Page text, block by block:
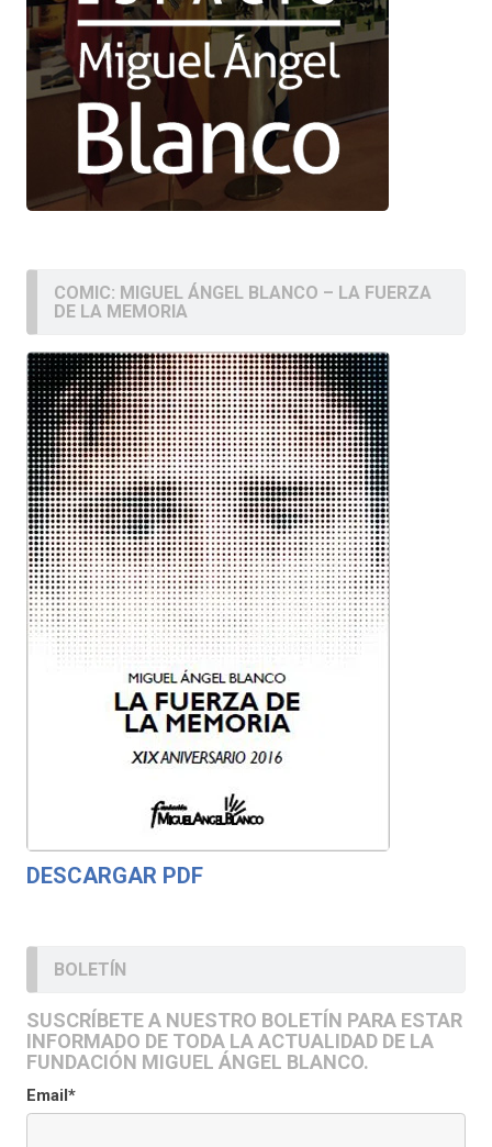
COMIC: MIGUEL ÁNGEL BLANCO – LA FUERZA
DE LA MEMORIA
DESCARGAR PDF
BOLETÍN
SUSCRÍBETE A NUESTRO BOLETÍN PARA ESTAR
INFORMADO DE TODA LA ACTUALIDAD DE LA
FUNDACIÓN MIGUEL ÁNGEL BLANCO.
Email*